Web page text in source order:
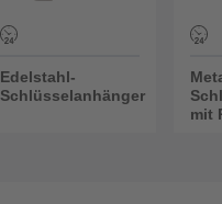
Edelstahl-
Schlüsselanhänger
mit